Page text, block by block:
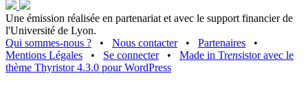
Une émission réalisée en partenariat et avec le support financier de
l'Université de Lyon.
Qui sommes-nous ?
• Nous contacter • Partenaires
•
Mentions Légales
• Se connecter • Made in Trensistor avec le
thème Thyristor 4.3.0 pour WordPress